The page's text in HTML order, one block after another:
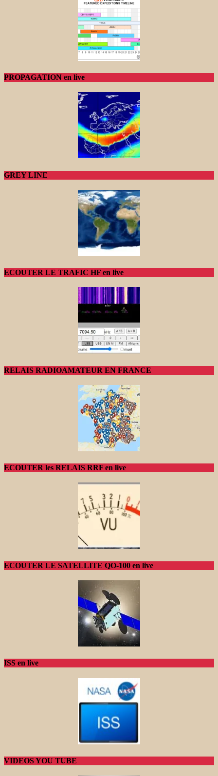
PROPAGATION en live
GREY LINE
ECOUTER LE TRAFIC HF en live
RELAIS RADIOAMATEUR EN FRANCE
ECOUTER les RELAIS RRF en live
ECOUTER LE SATELLITE QO-100 en live
ISS en live
VIDEOS YOU TUBE